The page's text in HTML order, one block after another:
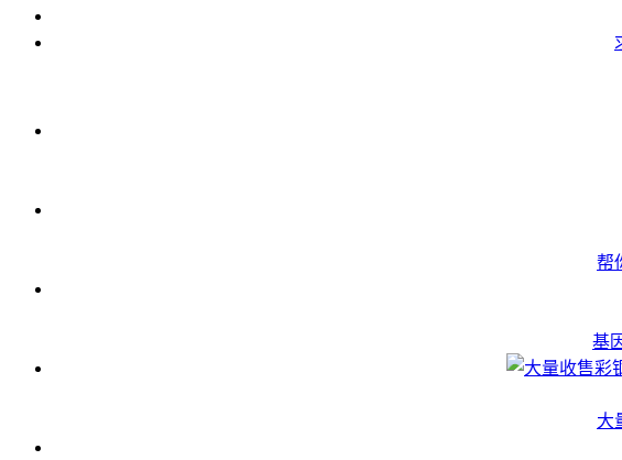
帮
基
大